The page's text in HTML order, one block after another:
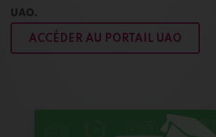
NEWSLETTER
CONTACTEZ-NOUS
UAO.
ACCÉDER AU PORTAIL UAO